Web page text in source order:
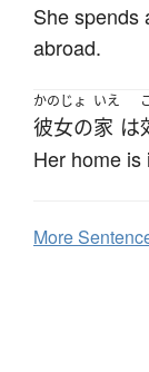
She spends
abroad.
かのじょ
彼女の
いえ
家 は
Her home is
MoreS